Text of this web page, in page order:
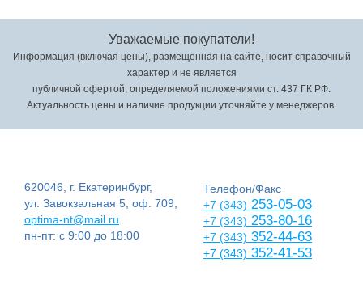
Уважаемые покупатели!
Информация (включая цены), размещенная на сайте, носит справочный
характер и не является
публичной офертой, определяемой положениями ст. 437 ГК РФ.
Актуальность цены и наличие продукции уточняйте у менеджеров.
620046, г. Екатеринбург,
ул. Завокзальная 5, оф. 709,
optima-nt@mail.ru
пн-пт: с 9:00 до 18:00
Телефон/Факс
+7 (343) 253-05-03
+7 (343) 253-80-16
+7 (343) 352-44-63
+7 (343) 352-41-53